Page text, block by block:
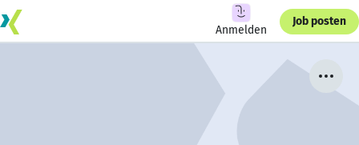
Anmelden
Job posten